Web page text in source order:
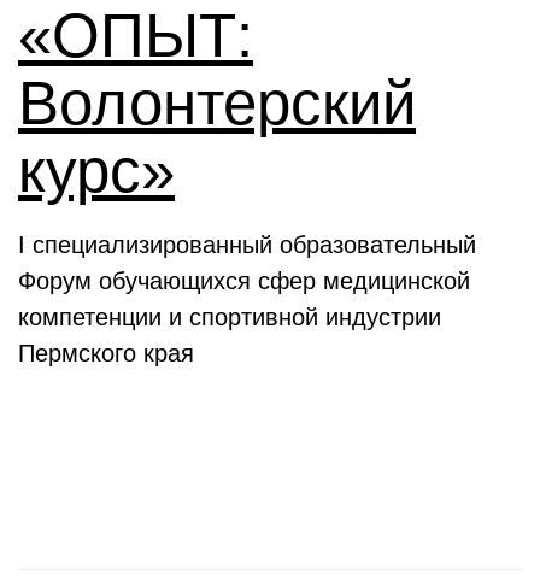
«ОПЫТ:
Волонтерский
курс»
I специализированный образовательный
Форум обучающихся сфер медицинской
компетенции и спортивной индустрии
Пермского края